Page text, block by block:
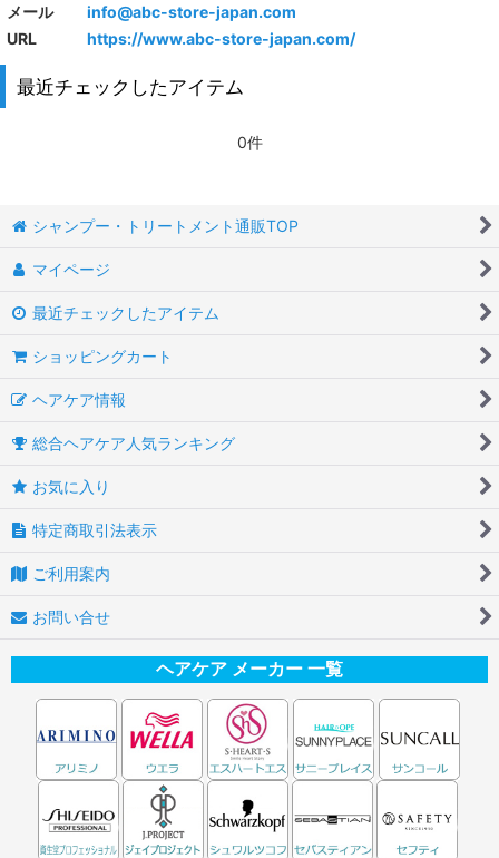
メール
info@abc-store-japan.com
URL
https://www.abc-store-japan.com/
最近チェックしたアイテム
0件
シャンプー・トリートメント通販TOP
マイページ
最近チェックしたアイテム
ショッピングカート
ヘアケア情報
総合ヘアケア人気ランキング
お気に入り
特定商取引法表示
ご利用案内
お問い合せ
ヘアケア メーカー 一覧